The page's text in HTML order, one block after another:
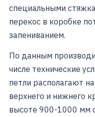
специальными
перекос в коробке
запениванием.
По данным
числе технические
петли располагают
верхнего и нижнего
высоте 900-1000 мм